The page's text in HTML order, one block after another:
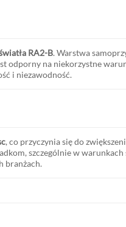
RA2-B. Warstwa
na niekorzystne
i niezawodność.
, co przyczynia się do
szczególnie w
branżach.